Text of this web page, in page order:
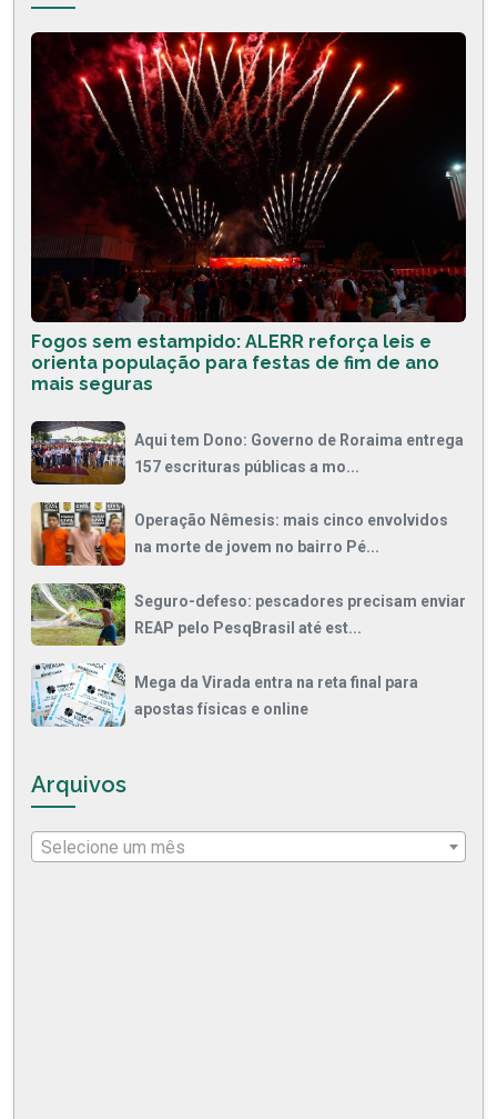
Fogos sem estampido: ALERR reforça leis e
orienta população para festas de fim de ano
mais seguras
Aqui tem Dono: Governo de Roraima entrega
157 escrituras públicas a mo...
Operação Nêmesis: mais cinco envolvidos
na morte de jovem no bairro Pé...
Seguro-defeso: pescadores precisam enviar
REAP pelo PesqBrasil até est...
Mega da Virada entra na reta final para
apostas físicas e online
Arquivos
Selecione um mês